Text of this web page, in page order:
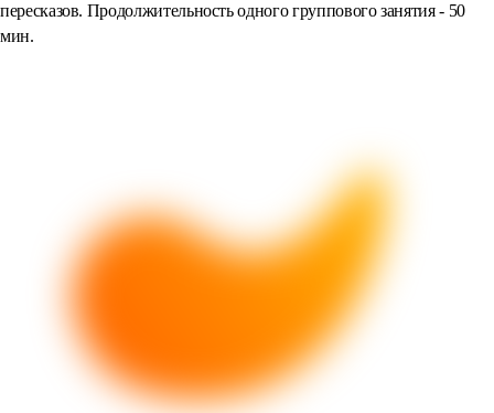
пересказов. Продолжительность одного группового занятия - 50
мин.